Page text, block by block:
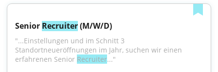
Senior Recruiter (M/W/D)
"...Einstellungen und im Schnitt 3
Standortneueröffnungen im Jahr, suchen wir einen
erfahrenen Senior Recruiter..."